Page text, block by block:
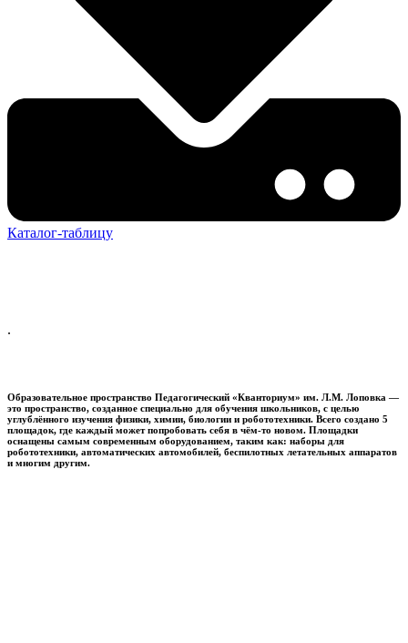
Каталог-таблицу
.
Образовательное пространство Педагогический «Кванториум» им. Л.М. Лоповка —
это пространство, созданное специально для обучения школьников, с целью
углублённого изучения физики, химии, биологии и робототехники. Всего создано 5
площадок, где каждый может попробовать себя в чём-то новом. Площадки
оснащены самым современным оборудованием, таким как: наборы для
робототехники, автоматических автомобилей, беспилотных летательных аппаратов
и многим другим.